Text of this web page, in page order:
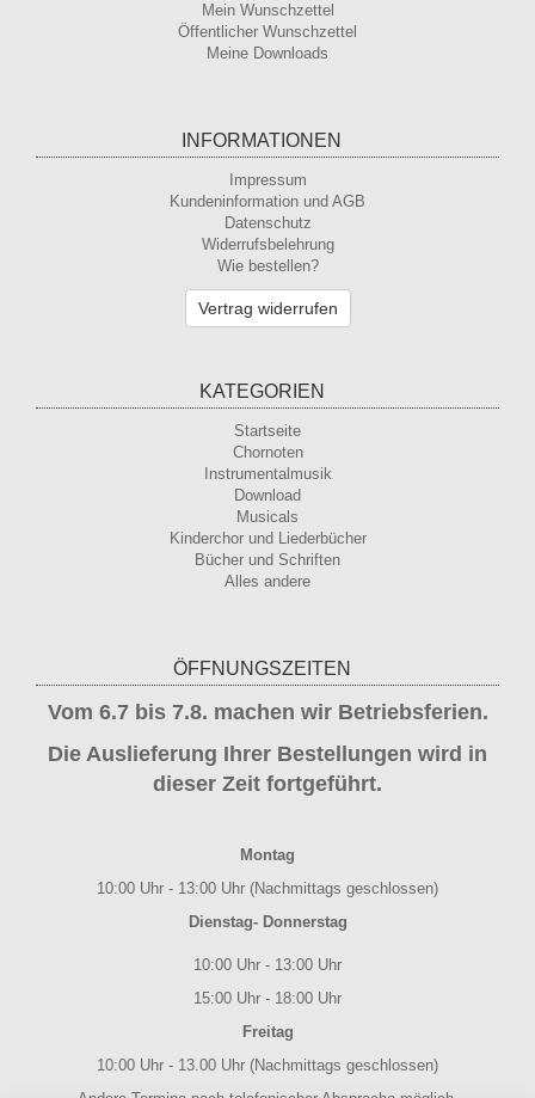
Mein Wunschzettel
Öffentlicher Wunschzettel
Meine Downloads
INFORMATIONEN
Impressum
Kundeninformation und AGB
Datenschutz
Widerrufsbelehrung
Wie bestellen?
Vertrag widerrufen
KATEGORIEN
Startseite
Chornoten
Instrumentalmusik
Download
Musicals
Kinderchor und Liederbücher
Bücher und Schriften
Alles andere
ÖFFNUNGSZEITEN
Vom 6.7 bis 7.8. machen wir Betriebsferien.
Die Auslieferung Ihrer Bestellungen wird in
dieser Zeit fortgeführt.
Montag
10:00 Uhr - 13:00 Uhr (Nachmittags geschlossen)
Dienstag- Donnerstag
10:00 Uhr - 13:00 Uhr
15:00 Uhr - 18:00 Uhr
Freitag
10:00 Uhr - 13.00 Uhr (Nachmittags geschlossen)